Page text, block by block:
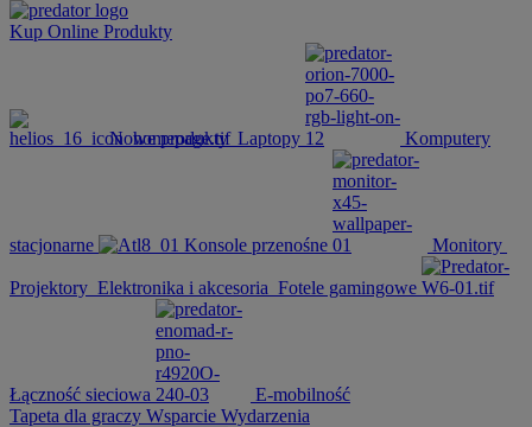
Kup Online Produkty
Nowe produkty Laptopy Komputery
stacjonarne Konsole przenośne Monitory
Projektory Elektronika i akcesoria Fotele gamingowe
Łączność sieciowa
E-mobilność
Tapeta dla graczy Wsparcie Wydarzenia